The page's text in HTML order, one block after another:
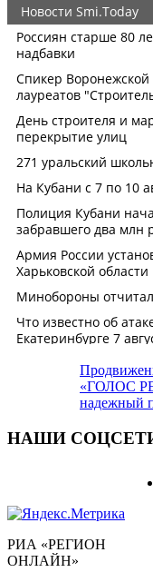
«ГОЛОС
надежный
НАШИ
РИА «РЕГИОН
ОНЛАЙН»